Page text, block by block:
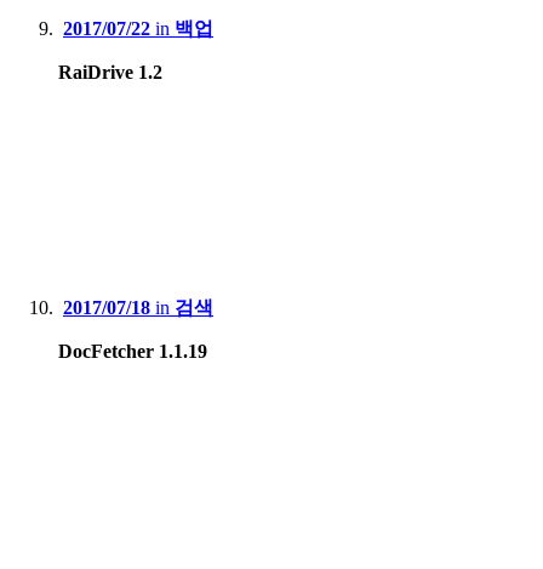
2017/07/22 in 백업
RaiDrive 1.2
2017/07/18 in 검색
DocFetcher 1.1.19